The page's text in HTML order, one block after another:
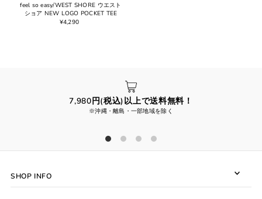
feel so easy/WEST SHORE ウエスト
ショア NEW LOGO POCKET TEE
¥4,290
7,980円(税込)以上で送料無料！
※沖縄・離島・一部地域を除く
SHOP INFO